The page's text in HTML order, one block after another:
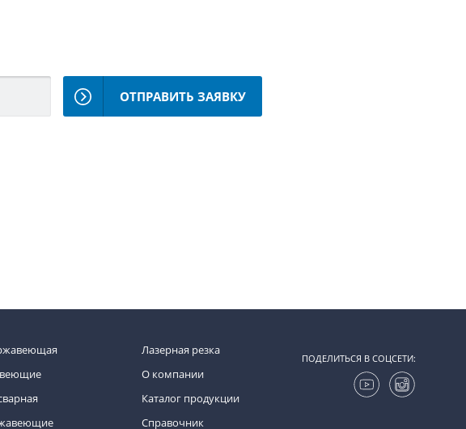
ОТПРАВИТЬ ЗАЯВКУ
Лазерная резка
О компании
Каталог продукции
Справочник
ПОДЕЛИТЬСЯ В СОЦСЕТИ: